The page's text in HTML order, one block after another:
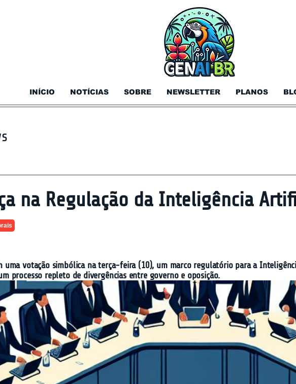
INÍCIO NOTÍCIAS SOBRE NEWSLETTER PLANOS
na Regulação da Inteligência
uma votação simbólica na terça-feira (10), um marco regulatório para a
processo repleto de divergências entre governo e oposição.